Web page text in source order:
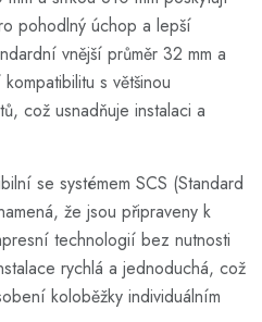
pohodlný úchop a lepší
vnější průměr 32 mm a
s většinou
což usnadňuje instalaci a
se systémem SCS (Standard
že jsou připraveny k
technologií bez nutnosti
rychlá a jednoduchá, což
koloběžky individuálním